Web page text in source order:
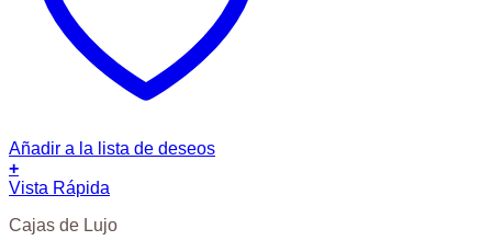
Añadir a la lista de deseos
+
Vista Rápida
Cajas de Lujo